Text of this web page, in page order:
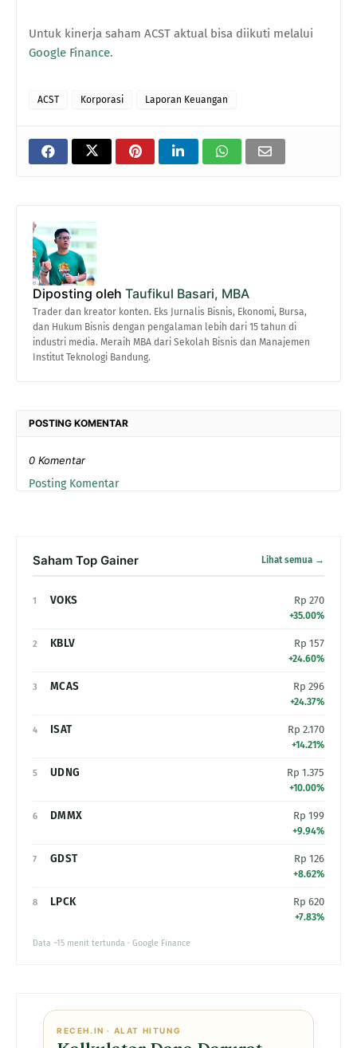
Untuk kinerja saham ACST aktual bisa diikuti melalui
Google Finance.
ACST Korporasi Laporan Keuangan
Diposting oleh Taufikul Basari, MBA
Trader dan kreator konten. Eks Jurnalis Bisnis, Ekonomi, Bursa,
dan Hukum Bisnis dengan pengalaman lebih dari 15 tahun di
industri media. Meraih MBA dari Sekolah Bisnis dan Manajemen
Institut Teknologi Bandung.
POSTING KOMENTAR
0 Komentar
Posting Komentar
Saham Top Gainer Lihat semua →
1 VOKS Rp 270
+35.00%
2 KBLV Rp 157
+24.60%
3 MCAS Rp 296
+24.37%
4 ISAT Rp 2.170
+14.21%
5 UDNG Rp 1.375
+10.00%
6 DMMX Rp 199
+9.94%
7 GDST Rp 126
+8.62%
8 LPCK Rp 620
+7.83%
Data ~15 menit tertunda · Google Finance
RECEH.IN · ALAT HITUNG